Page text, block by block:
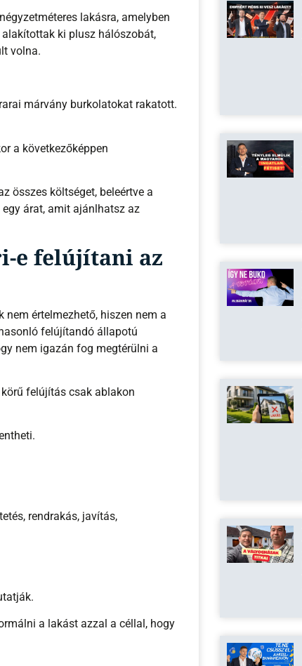
lakásra, amelyben
ki plusz hálószobát,
volna.
márvány burkolatokat rakatott.
a következőképpen
összes költséget, beleértve a
árat, amit ajánlhatsz az
e felújítani az
értelmezhető, hiszen nem a
felújítandó állapotú
nem igazán fog megtérülni a
felújítás csak ablakon
rendrakás, javítás,
a lakást azzal a céllal, hogy